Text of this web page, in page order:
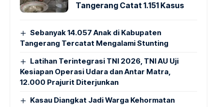
Tangerang Catat 1.151 Kasus
Sebanyak 14.057 Anak di Kabupaten
Tangerang Tercatat Mengalami Stunting
Latihan Terintegrasi TNI 2026, TNI AU Uji
Kesiapan Operasi Udara dan Antar Matra,
12.000 Prajurit Diterjunkan
Kasau Diangkat Jadi Warga Kehormatan